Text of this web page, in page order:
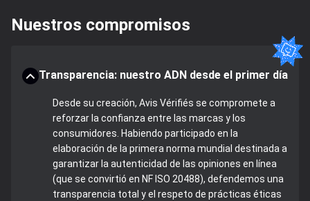
Nuestros compromisos
Transparencia: nuestro ADN desde el primer día
Desde su creación, Avis Vérifiés se compromete a
reforzar la confianza entre las marcas y los
consumidores. Habiendo participado en la
elaboración de la primera norma mundial destinada a
garantizar la autenticidad de las opiniones en línea
(que se convirtió en NF ISO 20488), defendemos una
transparencia total y el respeto de prácticas éticas